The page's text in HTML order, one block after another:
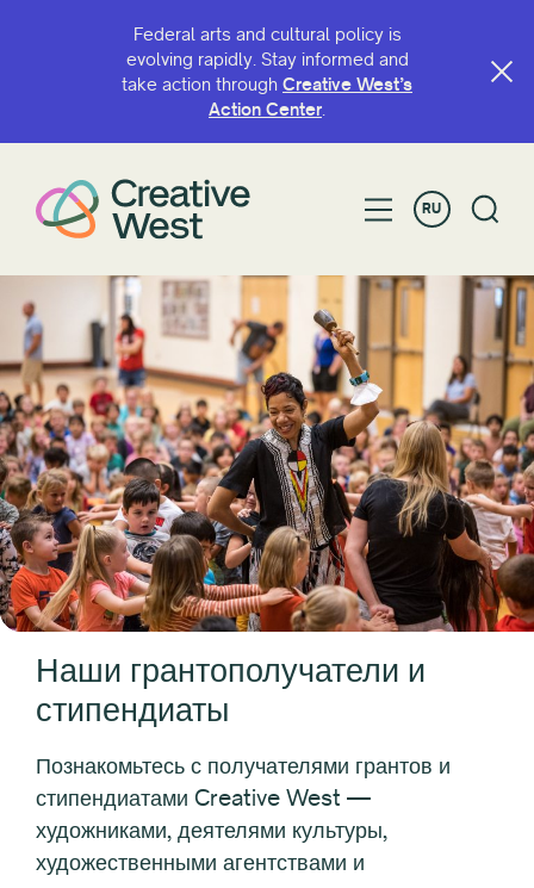
Federal arts and cultural policy is
evolving rapidly. Stay informed and
take action through Creative West’s
Action Center.
RU
Наши грантополучатели и
стипендиаты
Познакомьтесь с получателями грантов и
стипендиатами Creative West —
художниками, деятелями культуры,
художественными агентствами и
ПОИСК ПО ИМЕНИ ИЛИ КЛЮЧЕВОМУ СЛОВУ
ФИЛЬТРОВАТЬ ПО
Грант
Access
ИскусствоЗДЕСЬ
Фонд художников BIPOC
Capacity Continuation
Creative West Artist Fund
Культурная устойчивость
Фестиваль PAC
Народное искусство
Фонд профессионального развития «Лидеры цвета»
Native Arts and Heritage Fund
Тихоокеанская инициатива
Pacific Jurisdictions Artist Fund
Государственные фонды адвокатуры
Государственные фонды защиты: специальная
премия
ТурЗапад